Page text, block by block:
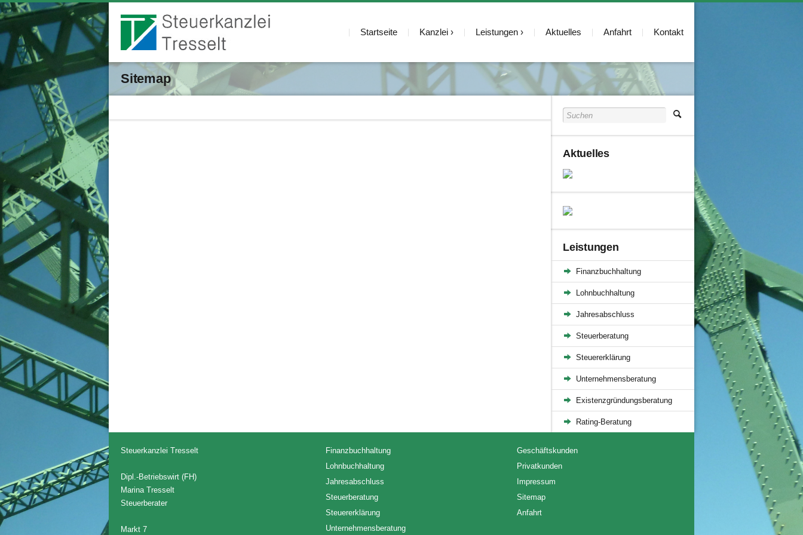
Startseite Kanzlei Leistungen Aktuelles Anfahrt Kontakt
Sitemap
Aktuelles
Leistungen
Finanzbuchhaltung
Lohnbuchhaltung
Jahresabschluss
Steuerberatung
Steuererklärung
Unternehmensberatung
Existenzgründungsberatung
Rating-Beratung
Steuerkanzlei Tresselt
Dipl.-Betriebswirt (FH)
Marina Tresselt
Steuerberater
Markt 7
Finanzbuchhaltung
Lohnbuchhaltung
Jahresabschluss
Steuerberatung
Steuererklärung
Unternehmensberatung
Geschäftskunden
Privatkunden
Impressum
Sitemap
Anfahrt